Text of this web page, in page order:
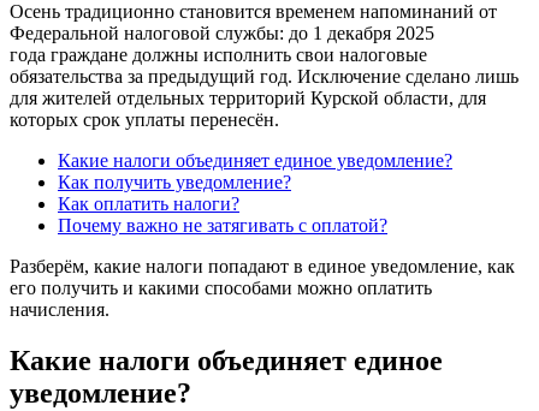
Осень традиционно становится временем напоминаний от
Федеральной налоговой службы: до 1 декабря 2025
года граждане должны исполнить свои налоговые
обязательства за предыдущий год. Исключение сделано лишь
для жителей отдельных территорий Курской области, для
которых срок уплаты перенесён.
Какие налоги объединяет единое уведомление?
Как получить уведомление?
Как оплатить налоги?
Почему важно не затягивать с оплатой?
Разберём, какие налоги попадают в единое уведомление, как
его получить и какими способами можно оплатить
начисления.
Какие налоги объединяет единое
уведомление?